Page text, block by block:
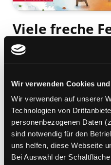
Wir verwenden Cookies
Wir verwenden auf unserer
Technologien von
personenbezogenen Daten
sind notwendig für den
uns helfen, diese Webseite
Bei Auswahl der
Viele freche
ein Jahreszeiten-
Mediengruppe:
Beschreibung ein-/
Mehr Informationen
Exemplare